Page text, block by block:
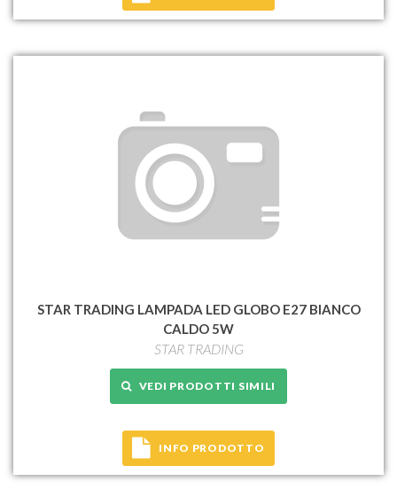
STAR TRADING LAMPADA LED GLOBO E27 BIANCO
CALDO 5W
STAR TRADING
VEDI PRODOTTI SIMILI
INFO PRODOTTO